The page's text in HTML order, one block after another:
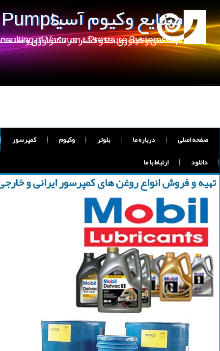
صنایع وکیوم آسیا
مهندسی و فناوری خلا و فشار در تکنولوژی و
of Vacuum & Pressure Systems
صفحه اصلی درباره ما بلوئر وکیوم
کمپرسور
دانلود
ارتباط با ما
تهیه و فروش انواع روغن های کمپرسور ایرانی و